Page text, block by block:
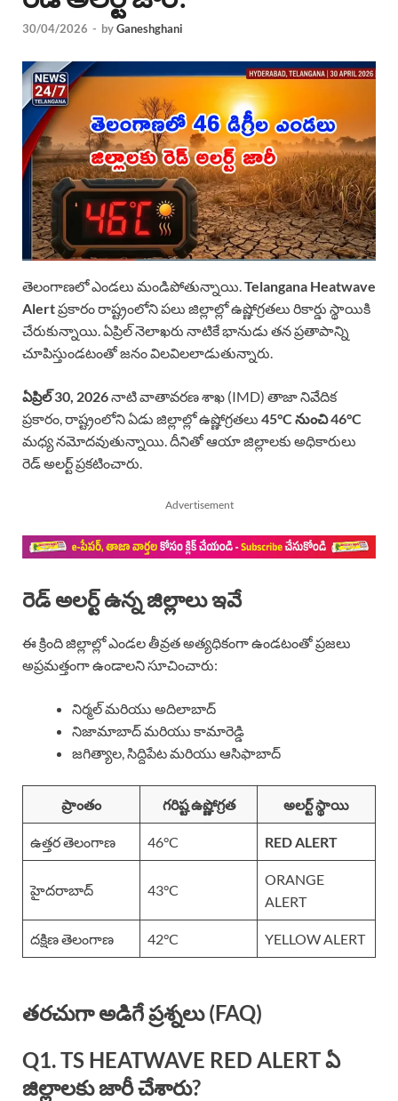
30/04/2026 - byGaneshghani
తెలంగాణలో ఎండలు మండిపోతున్నాయి.Telangana Heatwave
Alertప్రకారం రాష్ట్రంలోని పలు జిల్లాల్లో ఉష్ణోగ్రతలు రికార్డు స్థాయికి
చేరుకున్నాయి. ఏప్రిల్ నెలాఖరు నాటికే భానుడు తన ప్రతాపాన్ని
చూపిస్తుండటంతో జనం విలవిలలాడుతున్నారు.
ఏప్రిల్ 30, 2026నాటి వాతావరణ శాఖ (IMD) తాజా నివేదిక
ప్రకారం, రాష్ట్రంలోని ఏడు జిల్లాల్లో ఉష్ణోగ్రతలు 45°C నుంచి 46°C
మధ్య నమోదవుతున్నాయి. దీనితో ఆయా జిల్లాలకు అధికారులు
రెడ్ అలర్ట్ ప్రకటించారు.
Advertisement
రెడ్ అలర్ట్ ఉన్న జిల్లాలు ఇవే
ఈ క్రింది జిల్లాల్లో ఎండల తీవ్రత అత్యధికంగా ఉండటంతో ప్రజలు
అప్రమత్తంగా ఉండాలని సూచించారు:
నిర్మల్ మరియు అదిలాబాద్
నిజామాబాద్ మరియు కామారెడ్డి
జగిత్యాల, సిద్దిపేట మరియు ఆసిఫాబాద్
ప్రాంతం గరిష్ట ఉష్ణోగ్రత అలర్ట్ స్థాయి
ఉత్తర తెలంగాణ 46°C RED ALERT
హైదరాబాద్ 43°C
ORANGE
ALERT
దక్షిణ తెలంగాణ 42°C YELLOW ALERT
తరచుగా అడిగే ప్రశ్నలు (FAQ)
Q1. TS HEATWAVE RED ALERT ఏ
జిల్లాలకు జారీ చేశారు?